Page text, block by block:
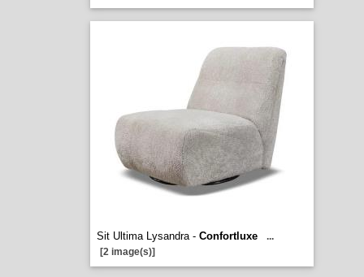
Sit Ultima Lysandra - Confortluxe
...
[2 image(s)]